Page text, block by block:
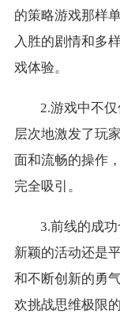
的策略游戏那样
入胜的剧情和多
戏体验。
2.游戏中不
层次地激发了玩
面和流畅的操作
完全吸引。
3.前线的成
新颖的活动还是
和不断创新的勇
欢挑战思维极限